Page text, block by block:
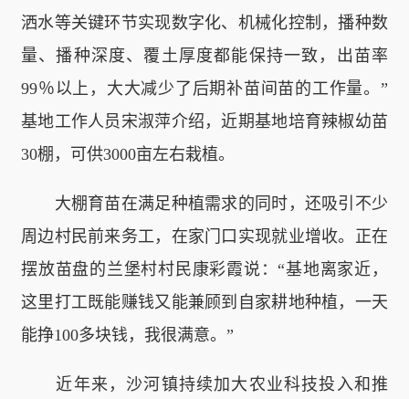
洒水等关键环节实现数字化、机械化控制，播种数
量、播种深度、覆土厚度都能保持一致，出苗率
99％以上，大大减少了后期补苗间苗的工作量。”
基地工作人员宋淑萍介绍，近期基地培育辣椒幼苗
30棚，可供3000亩左右栽植。
大棚育苗在满足种植需求的同时，还吸引不少
周边村民前来务工，在家门口实现就业增收。正在
摆放苗盘的兰堡村村民康彩霞说：“基地离家近，
这里打工既能赚钱又能兼顾到自家耕地种植，一天
能挣100多块钱，我很满意。”
近年来，沙河镇持续加大农业科技投入和推